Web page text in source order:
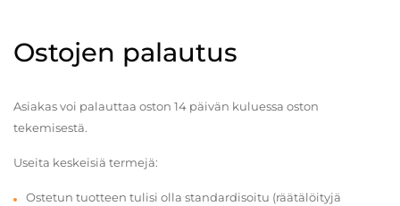
Ostojen palautus
Asiakas voi palauttaa oston 14 päivän kuluessa oston
tekemisestä.
Useita keskeisiä termejä:
Ostetun tuotteen tulisi olla standardisoitu (räätälöityjä